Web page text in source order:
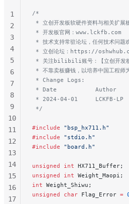
/*
* 立创开发板软硬件资料与相关扩展
* 开发板官网：www.lckfb.com
* 技术支持常驻论坛，任何技术问题
* 立创论坛：https://
* 关注bilibili账号：【立创开发板
* 不靠卖板赚钱，以培养中国工程师
* Change Logs:
* Date           Author
* 2024-04-01     LCKFB-
*/
#include "bsp_hx711.h"
#include "stdio.h"
#include "board.h"
unsigned int HX711_Buffer;
unsigned int Weight_Maopi;
int Weight_Shiwu;
unsigned char Flag_Error =
1
2
3
4
5
6
7
8
9
10
11
12
13
14
15
16
17